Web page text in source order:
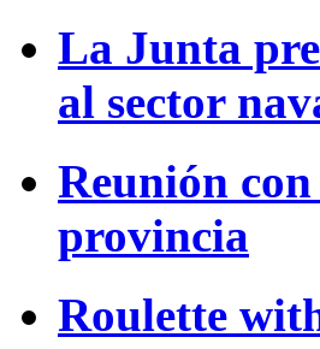
La Junta
al sector
Reunión
provincia
Roulette